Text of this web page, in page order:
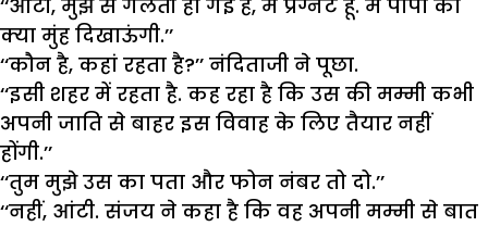
‘‘आंटी, मुझ से गलती हो गई है, मैं प्रैग्नैंट हूं. मैं पापा को
क्या मुंह दिखाऊंगी.’’
‘‘कौन है, कहां रहता है?’’ नंदिताजी ने पूछा.
‘‘इसी शहर में रहता है. कह रहा है कि उस की मम्मी कभी
अपनी जाति से बाहर इस विवाह के लिए तैयार नहीं
होंगी.’’
‘‘तुम मुझे उस का पता और फोन नंबर तो दो.’’
‘‘नहीं, आंटी. संजय ने कहा है कि वह अपनी मम्मी से बात